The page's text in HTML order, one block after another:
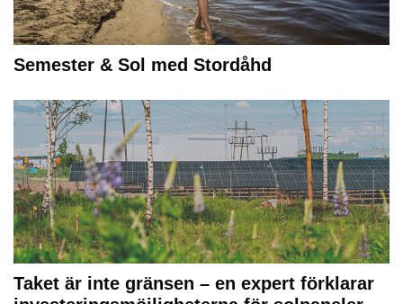
Semester & Sol med Stordåhd
Taket är inte gränsen – en expert förklarar